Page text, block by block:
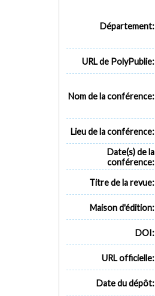
Département:
URL de PolyPublie:
Nom de la conférence:
Lieu de la conférence:
Date(s) de la
conférence:
Titre de la revue:
Maison d'édition:
DOI:
URL officielle:
Date du dépôt: